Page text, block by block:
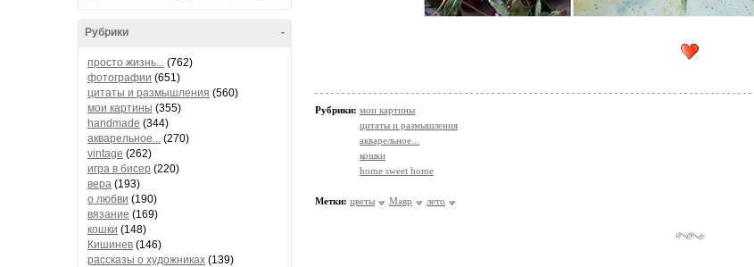
-
Рубрики
просто жизнь... (762)
фотографии (651)
цитаты и размышления (560)
мои картины (355)
handmade (344)
акварельное... (270)
vintage (262)
игра в бисер (220)
вера (193)
о любви (190)
вязание (169)
кошки (148)
Кишинев (146)
рассказы о художниках (139)
Рубрики: мои картины
цитаты и размышления
акварельное...
кошки
home sweet home
Метки: цветы Мавр лето